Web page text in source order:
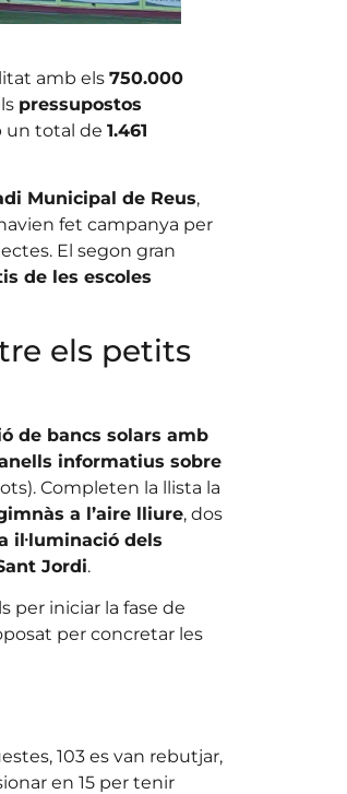
amb els 750.000
pressupostos
un total de 1.461
Municipal de Reus,
fet campanya per
El segon gran
de les escoles
els petits
de bancs solars amb
informatius sobre
Completen la llista la
a l’aire lliure, dos
il·luminació dels
Jordi.
per iniciar la fase de
per concretar les
103 es van rebutjar,
en 15 per tenir